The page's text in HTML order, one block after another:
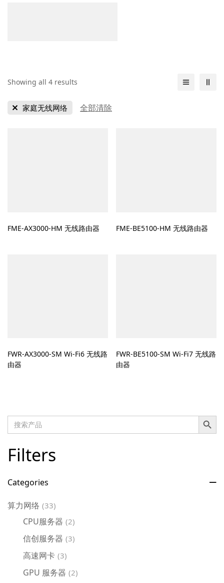
Search
for:
搜索按钮
Filters
Categories
算力网络 (33)
CPU服务器 (2)
信创服务器 (3)
高速网卡 (3)
GPU 服务器 (2)
Showing all 4 results
家庭无线网络 全部清除
FME-AX3000-HM 无线路由器 FME-BE5100-HM 无线路由器
FWR-AX3000-SM Wi-Fi6 无线路
由器
FWR-BE5100-SM Wi-Fi7 无线路
由器